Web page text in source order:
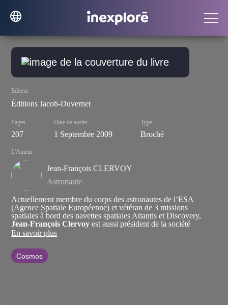
Editeur
Éditions Jacob-Duvernet
Pages
207
Date de sortie
1 Septembre 2009
Type
Broché
L'Auteur
Jean-François CLERVOY
Astronaute
Actuellement membre du corps des astronautes de l’ESA
(Agence Spatiale Européenne) et vétéran de 3 missions
spatiales à bord des navettes spatiales Atlantis et Discovery,
Jean-François Clervoy est aussi président de la société
Novespace qui organise les vols paraboliques pour la recherche
en apesanteur.
En savoir plus
Cosmos